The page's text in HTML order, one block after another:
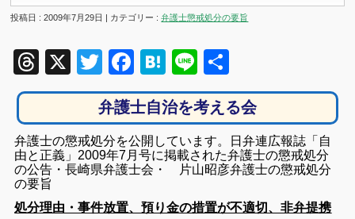
投稿日 : 2009年7月29日 | カテゴリー :弁護士懲戒処分の要旨
Threads
X TwitterFacebook
Hatena
Line
有
弁護士自治を考える会
弁護士の懲戒処分を公開しています。日弁連広報誌「自
由と正義」2009年7月号に掲載された弁護士の懲戒処分
の公告・長崎県弁護士会・ 片山昭彦弁護士の懲戒処分
の要旨
処分理由・事件放置、預り金の措置が不適切、非弁提携